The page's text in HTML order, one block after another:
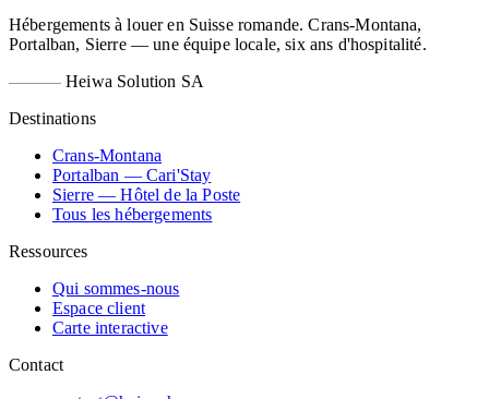
Hébergements à louer en Suisse romande. Crans-Montana,
Portalban, Sierre — une équipe locale, six ans d'hospitalité.
Heiwa Solution SA
Destinations
Crans-Montana
Portalban — Cari'Stay
Sierre — Hôtel de la Poste
Tous les hébergements
Ressources
Qui sommes-nous
Espace client
Carte interactive
Contact